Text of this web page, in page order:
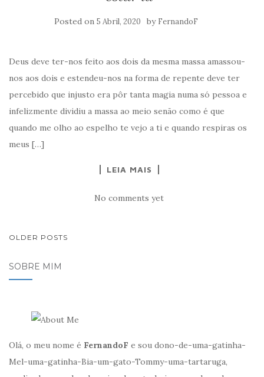
Posted on 5 Abril, 2020 by FernandoF
Deus deve ter-nos feito aos dois da mesma massa amassou-
nos aos dois e estendeu-nos na forma de repente deve ter
percebido que injusto era pôr tanta magia numa só pessoa e
infelizmente dividiu a massa ao meio senão como é que
quando me olho ao espelho te vejo a ti e quando respiras os
meus […]
LEIA MAIS
No comments yet
NAVEGAÇÃO
POSTS
OLDER POSTS
SOBRE MIM
Olá, o meu nome é FernandoF e sou dono-de-uma-gatinha-
Mel-uma-gatinha-Bia-um-gato-Tommy-uma-tartaruga,